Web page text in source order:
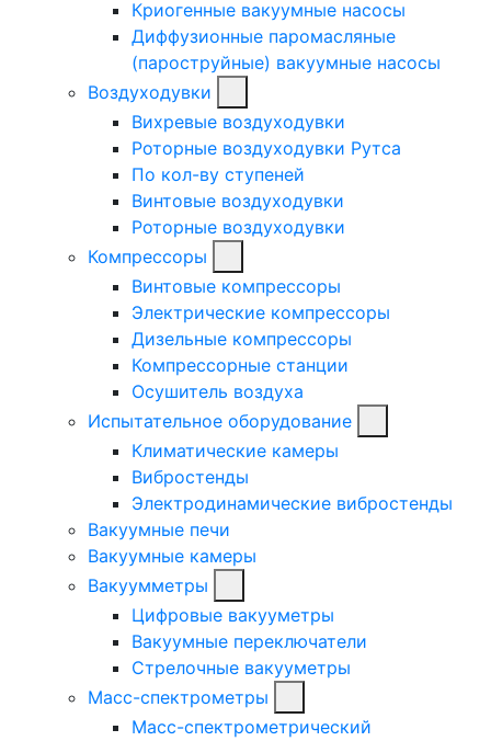
Криогенные вакуумные насосы
Диффузионные паромасляные
(пароструйные) вакуумные насосы
Воздуходувки
Вихревые воздуходувки
Роторные воздуходувки Рутса
По кол-ву ступеней
Винтовые воздуходувки
Роторные воздуходувки
Компрессоры
Винтовые компрессоры
Электрические компрессоры
Дизельные компрессоры
Компрессорные станции
Осушитель воздуха
Испытательное оборудование
Климатические камеры
Вибростенды
Электродинамические вибростенды
Вакуумные печи
Вакуумные камеры
Вакуумметры
Цифровые вакууметры
Вакуумные переключатели
Стрелочные вакууметры
Масс-спектрометры
Масс-спектрометрический